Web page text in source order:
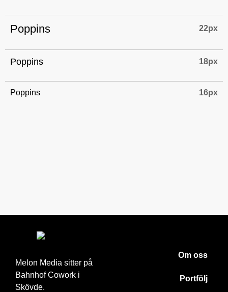
Poppins 22px
Poppins 18px
Poppins 16px
Melon Media sitter på
Bahnhof Cowork i
Skövde.
Om oss
Portfölj